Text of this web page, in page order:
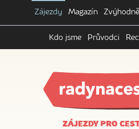
Zájezdy Magazín
Kdo jsme Průvodci
ZÁJEZDY PRO